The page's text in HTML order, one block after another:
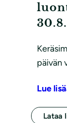
päivän
Lue
Lataa